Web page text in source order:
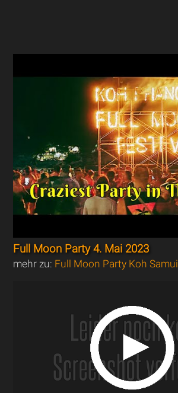
Full Moon Party 4. Mai 2023
mehr zu: Full Moon Party Koh Samui